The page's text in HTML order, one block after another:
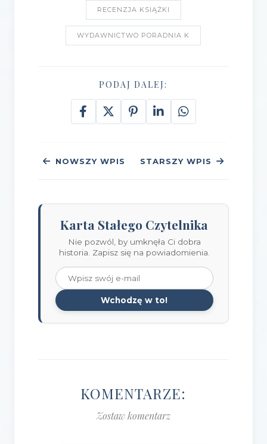
RECENZJA KSIĄŻKI
WYDAWNICTWO PORADNIA K
PODAJ DALEJ:
NOWSZY WPIS STARSZY WPIS
Karta Stałego Czytelnika
Nie pozwól, by umknęła Ci dobra
historia. Zapisz się na powiadomienia.
Wchodzę w to!
KOMENTARZE:
Zostaw komentarz